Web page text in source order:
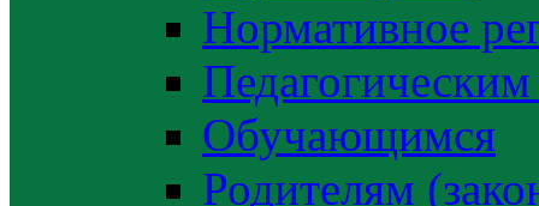
Нормативное
Обучающимся
Родителям